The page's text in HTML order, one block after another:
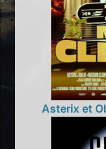
Asterix et